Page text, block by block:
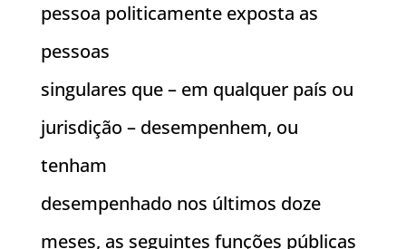
pessoa politicamente exposta as
pessoas
singulares que – em qualquer país ou
jurisdição – desempenhem, ou
tenham
desempenhado nos últimos doze
meses, as seguintes funções públicas